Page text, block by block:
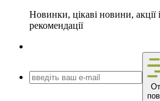
Новинки, цікаві новини, акції
рекомендації